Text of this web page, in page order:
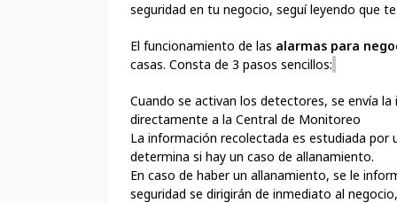
seguridad en tu negocio, seguí leyendo que
El funcionamiento de las alarmas para
casas. Consta de 3 pasos sencillos:
Cuando se activan los detectores, se envía
directamente a la Central de Monitoreo
La información recolectada es estudiada por
determina si hay un caso de allanamiento.
En caso de haber un allanamiento, se le
seguridad se dirigirán de inmediato al